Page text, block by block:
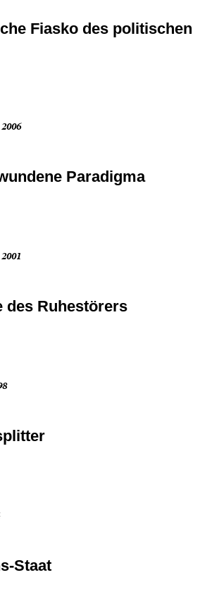
Fiasko des politischen
Paradigma
des Ruhestörers
Staat